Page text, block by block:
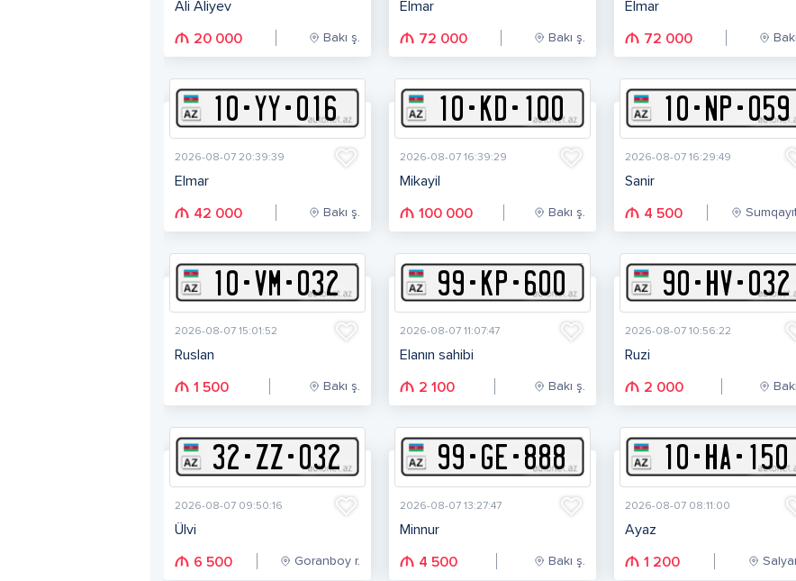
Ali Aliyev
20 000 Bakı ş.
Elmar
72 000 Bakı ş.
Elmar
72 000
10-YY-016
2026-08-07 20:39:39
Elmar
42 000 Bakı ş.
10-KD- 100
2026-08-07 16:39:29
Mikayil
100 000 Bakı ş.
10-NP-059
2026-08-07 16:29:49
Sanir
4 500
10-VM-032
2026-08-07 15:01:52
Ruslan
1 500 Bakı ş.
99-KP-600
2026-08-07 11:07:47
Elanın sahibi
2 100 Bakı ş.
90-HV-032
2026-08-07 10:56:22
Ruzi
2 000
32-ZZ-032
2026-08-07 09:50:16
Ülvi
6 500 Goranboy r.
99-GE-888
2026-08-07 13:27:47
Minnur
4 500 Bakı ş.
10-HA- 150
2026-08-07 08:11:00
Ayaz
1 200